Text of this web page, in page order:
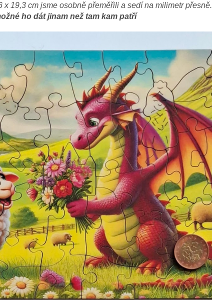
x 19,3 cm jsme osobně přeměřili a sedí na milimetr přesně.
ho dát jinam než tam kam patří